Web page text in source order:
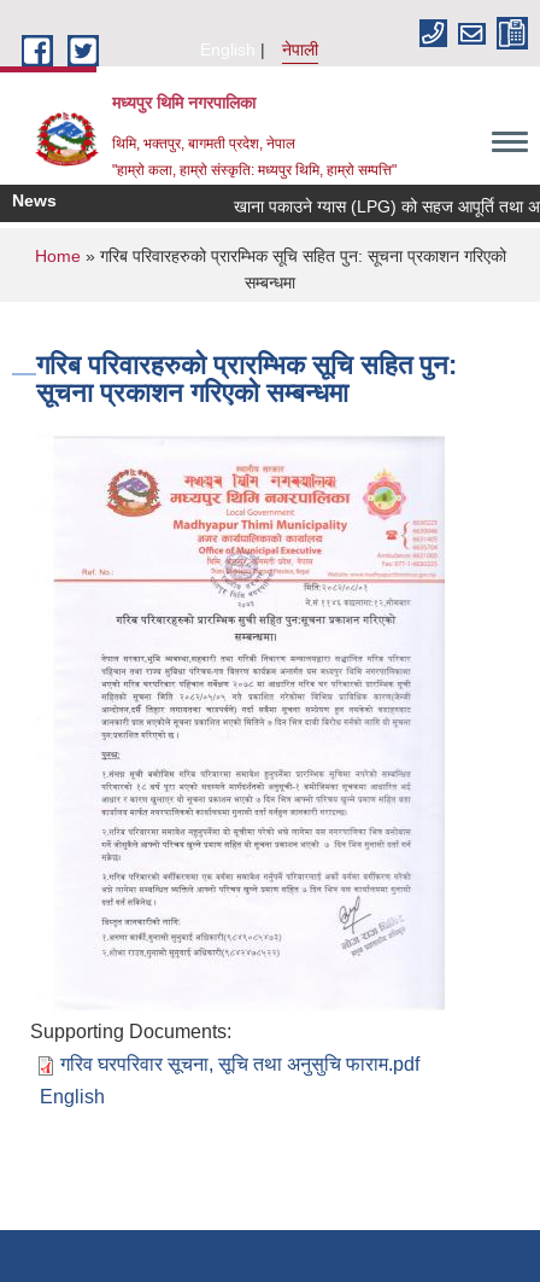
English
नेपाली
मध्यपुर थिमि नगरपालिका
थिमि, भक्तपुर, बागमती प्रदेश, नेपाल
"हाम्रो कला, हाम्रो संस्कृति: मध्यपुर थिमि, हाम्रो सम्पत्ति"
News खाना पकाउने ग्यास (LPG) को सहज आपूर्ति तथा
You are here
Home» गरिब परिवारहरुको प्रारम्भिक सूचि सहित पुन: सूचना प्रकाशन गरिएको
सम्बन्धमा
गरिब परिवारहरुको प्रारम्भिक सूचि सहित पुन:
सूचना प्रकाशन गरिएको सम्बन्धमा
Supporting Documents:
गरिव घरपरिवार सूचना, सूचि तथा अनुसुचि फाराम.pdf
English